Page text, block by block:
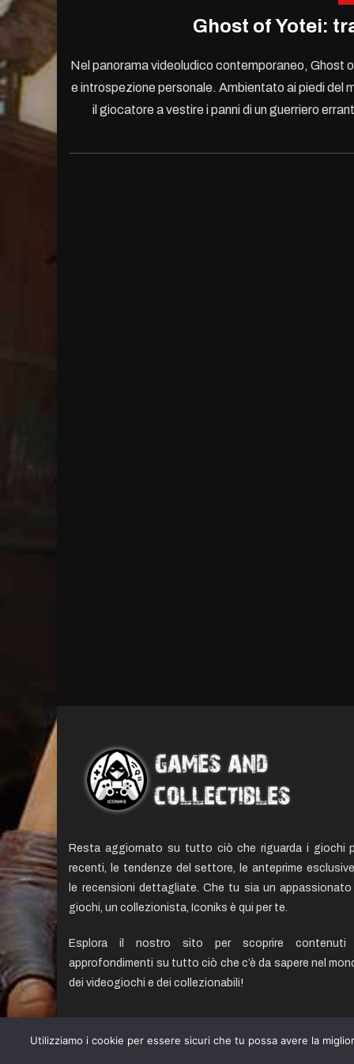
Ghost of Yotei:
Nel panorama videoludico contemporaneo, Ghost
e introspezione personale. Ambientato ai piedi del
il giocatore a vestire i panni di un guerriero
Resta aggiornato su tutto ciò che riguarda i giochi
recenti, le tendenze del settore, le anteprime
le recensioni dettagliate. Che tu sia un appassionato
giochi, un collezionista, Iconiks è qui per te.
Esplora il nostro sito per scoprire contenuti
approfondimenti su tutto ciò che c’è da sapere nel
dei videogiochi e dei collezionabili!
© copyright iconiks.net 2015-2026
Utilizziamo i cookie per essere sicuri che tu possa avere la